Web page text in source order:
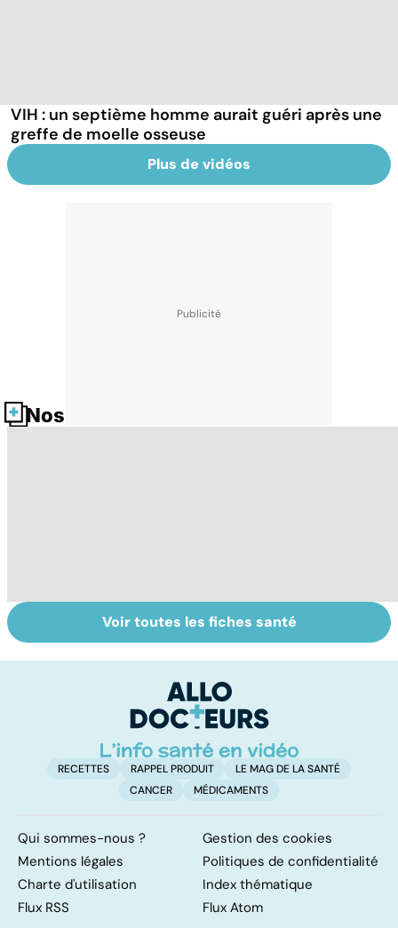
VIH : un septième homme aurait guéri après une
greffe de moelle osseuse
Plus de vidéos
Nos fiches santé
Tout savoir sur le
cerveau
Staphylocoque
doré : une
surveillance
Voir toutes les fiches santé
RECETTES RAPPEL PRODUIT
LE MAG DE LA SANTÉ
CANCER
MÉDICAMENTS
Qui sommes-nous ?
Gestion des cookies
Mentions légales
Politiques de confidentialité
Charte d'utilisation
Index thématique
Flux RSS
Flux Atom